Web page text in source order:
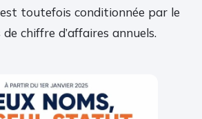
toutefois conditionnée par le
chiffre d’affaires annuels.